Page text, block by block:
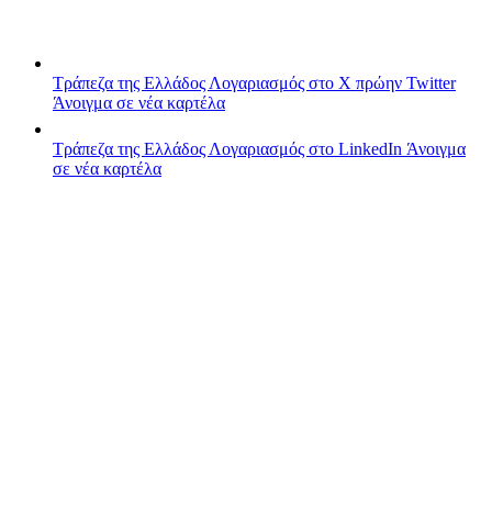
Τράπεζα της Ελλάδος Λογαριασμός στο X πρώην Twitter
Άνοιγμα σε νέα καρτέλα
Τράπεζα της Ελλάδος Λογαριασμός στο LinkedIn Άνοιγμα
σε νέα καρτέλα